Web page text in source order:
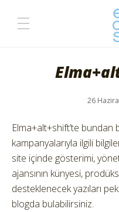
26
Elma+alt+shift’te bundan
kampanyalarıyla ilgili
site içinde gösterimi,
ajansının künyesi,
desteklenecek yazıları
blogda bulabilirsiniz.